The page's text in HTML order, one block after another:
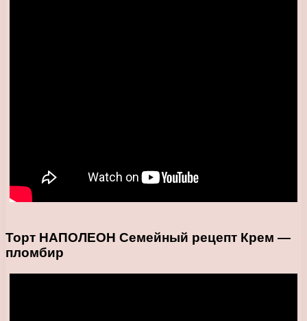
Торт НАПОЛЕОН Семейный рецепт Крем —
пломбир